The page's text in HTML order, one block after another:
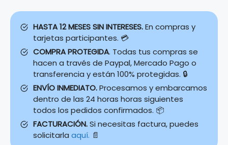
HASTA 12 MESES SIN INTERESES.En compras y
tarjetas participantes. 💳
COMPRA PROTEGIDA. Todas tus compras se
hacen a través de Paypal, Mercado Pago o
transferencia y están 100% protegidas. 🔒
ENVÍO INMEDIATO.Procesamos y embarcamos
dentro de las 24 horas horas siguientes
todos los pedidos confirmados. 📦
FACTURACIÓN.Si necesitas factura, puedes
solicitarla aquí. 📄